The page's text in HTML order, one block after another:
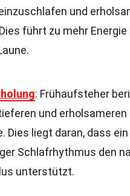
und
führt zu mehr Energie
: Frühaufsteher
und erholsameren
Dies liegt daran, dass ein
Schlafrhythmus den
unterstützt.